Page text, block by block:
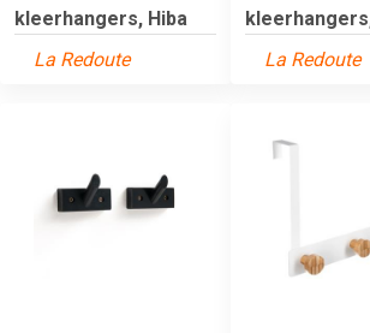
kleerhangers, Hiba
La Redoute
La Redoute